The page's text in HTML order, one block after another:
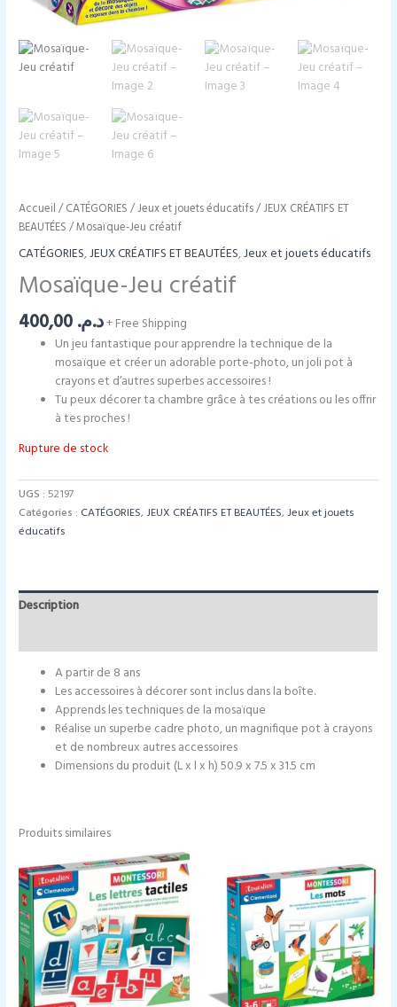
Accueil /CATÉGORIES /Jeux et jouets éducatifs/JEUX CRÉATIFS ET
BEAUTÉES / Mosaïque-Jeu créatif
CATÉGORIES,JEUX CRÉATIFS ET BEAUTÉES,Jeux et jouets éducatifs
Mosaïque-Jeu créatif
د.م.+ Free Shipping
Un jeu fantastique pour apprendre la technique de la
mosaïque et créer un adorable porte-photo, un joli pot à
crayons et d’autres superbes accessoires !
Tu peux décorer ta chambre grâce à tes créations ou les offrir
à tes proches !
Rupture de stock
UGS :52197
Catégories : CATÉGORIES,JEUX CRÉATIFS ET BEAUTÉES,Jeux et jouets
éducatifs
Description
A partir de 8 ans
Les accessoires à décorer sont inclus dans la boîte.
Apprends les techniques de la mosaïque
Réalise un superbe cadre photo, un magnifique pot à crayons
et de nombreux autres accessoires
Dimensions du produit (L x l x h) 50.9 x 7.5 x 31.5 cm
Produits similaires